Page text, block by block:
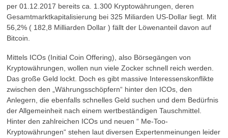
per 01.12.2017 bereits ca. 1.300 Kryptowährungen, deren
Gesamtmarktkapitalisierung bei 325 Miliarden US-Dollar liegt. Mit
56,2% ( 182,8 Milliarden Dollar ) fällt der Löwenanteil davon auf
Bitcoin.
Mittels ICOs (Initial Coin Offering), also Börsegängen von
Kryptowährungen, wollen nun viele Zocker schnell reich werden.
Das große Geld lockt. Doch es gibt massive Interessenskonflikte
zwischen den „Währungsschöpfern“ hinter den ICOs, den
Anlegern, die ebenfalls schnelles Geld suchen und dem Bedürfnis
der Allgemeinheit nach einem wertbeständigen Tauschmittel.
Hinter den zahlreichen ICOs und neuen “ Me-Too-
Kryptowährungen“ stehen laut diversen Expertenmeinungen leider